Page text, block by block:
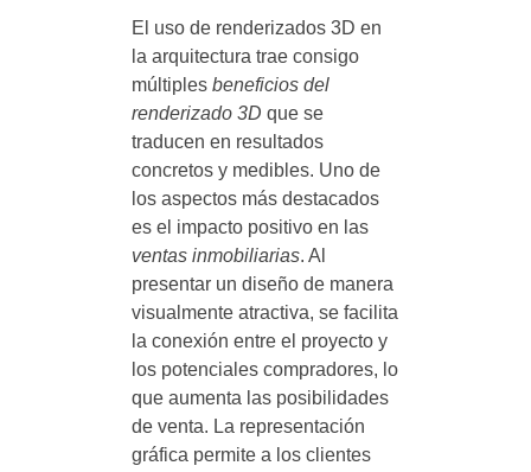
El uso de renderizados 3D en
la arquitectura trae consigo
múltiples beneficios del
renderizado 3D que se
traducen en resultados
concretos y medibles. Uno de
los aspectos más destacados
es el impacto positivo en las
ventas inmobiliarias. Al
presentar un diseño de manera
visualmente atractiva, se facilita
la conexión entre el proyecto y
los potenciales compradores, lo
que aumenta las posibilidades
de venta. La representación
gráfica permite a los clientes